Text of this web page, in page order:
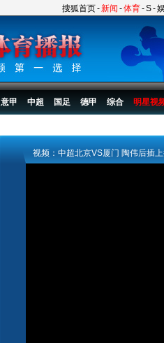
搜狐首页-新闻 -体育-S-
意甲 中超 国足 德甲 综合 明星视
视频：中超北京VS厦门 陶伟后插